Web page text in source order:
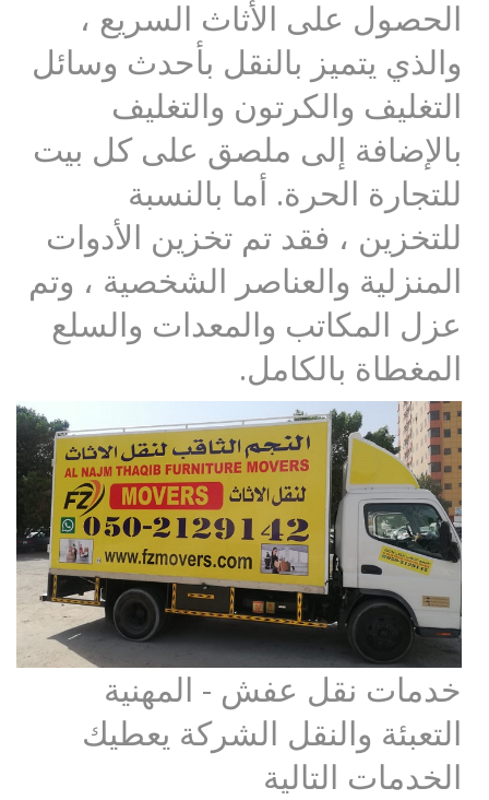
الحصول على الأثاث السريع ،
والذي يتميز بالنقل بأحدث وسائل
التغليف والكرتون والتغليف
بالإضافة إلى ملصق على كل بيت
للتجارة الحرة. أما بالنسبة
للتخزين ، فقد تم تخزين الأدوات
المنزلية والعناصر الشخصية ، وتم
عزل المكاتب والمعدات والسلع
المغطاة بالكامل.
خدمات نقل عفش - المهنية
التعبئة والنقل الشركة يعطيك
الخدمات التالية